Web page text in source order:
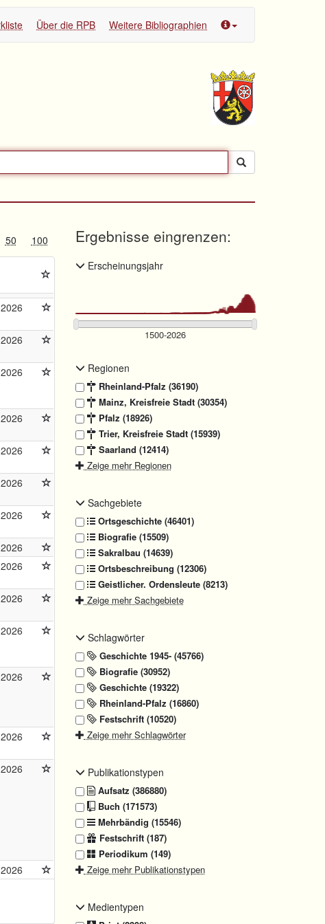
Über die RPB Weitere Bibliographien
50 100
2026
2026
2026
2026
2026
2026
2026
2026
2026
2026
2026
2026
2026
2026
2026
Ergebnisse eingrenzen:
Erscheinungsjahr
Regionen
Rheinland-Pfalz (36190)
Mainz, Kreisfreie Stadt (30354)
Pfalz (18926)
Trier, Kreisfreie Stadt (15939)
Saarland (12414)
Zeige mehr Regionen
Sachgebiete
Ortsgeschichte (46401)
Biografie (15509)
Sakralbau (14639)
Ortsbeschreibung (12306)
Geistlicher. Ordensleute (8213)
Zeige mehr Sachgebiete
Schlagwörter
Geschichte 1945- (45766)
Biografie (30952)
Geschichte (19322)
Rheinland-Pfalz (16860)
Festschrift (10520)
Zeige mehr Schlagwörter
Publikationstypen
Aufsatz (386880)
Buch (171573)
Mehrbändig (15546)
Festschrift (187)
Periodikum (149)
Zeige mehr Publikationstypen
Medientypen